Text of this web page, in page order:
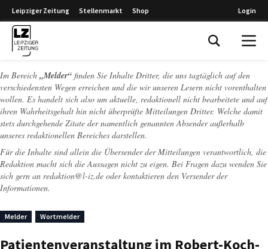
Leipziger Zeitung Stellenmarkt Shop Login
Im Bereich „Melder“ finden Sie Inhalte Dritter, die uns tagtäglich auf den
verschiedensten Wegen erreichen und die wir unseren Lesern nicht vorenthalten
wollen. Es handelt sich also um aktuelle, redaktionell nicht bearbeitete und auf
ihren Wahrheitsgehalt hin nicht überprüfte Mitteilungen Dritter. Welche damit
stets durchgehende Zitate der namentlich genannten Absender außerhalb
unseres redaktionellen Bereiches darstellen.
Für die Inhalte sind allein die Übersender der Mitteilungen verantwortlich, die
Redaktion macht sich die Aussagen nicht zu eigen. Bei Fragen dazu wenden Sie
sich gern an redaktion@l-iz.de oder kontaktieren den Versender der
Informationen.
Melder Wortmelder
Patientenveranstaltung im Robert-Koch-